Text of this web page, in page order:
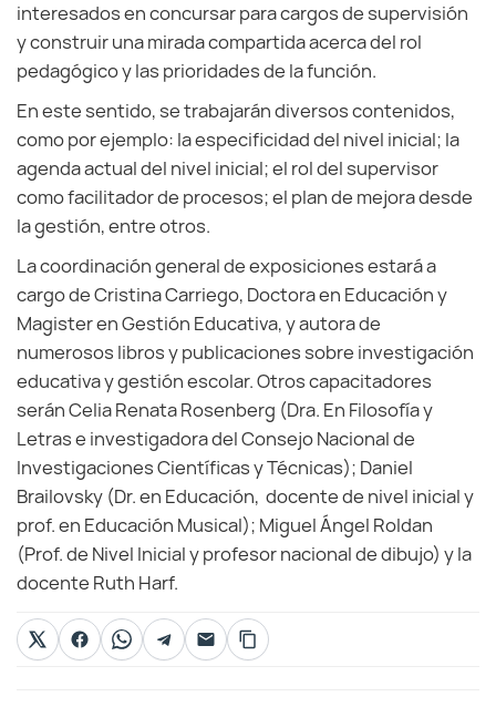
interesados en concursar para cargos de supervisión
y construir una mirada compartida acerca del rol
pedagógico y las prioridades de la función.
En este sentido, se trabajarán diversos contenidos,
como por ejemplo: la especificidad del nivel inicial; la
agenda actual del nivel inicial; el rol del supervisor
como facilitador de procesos; el plan de mejora desde
la gestión, entre otros.
La coordinación general de exposiciones estará a
cargo de Cristina Carriego, Doctora en Educación y
Magister en Gestión Educativa, y autora de
numerosos libros y publicaciones sobre investigación
educativa y gestión escolar. Otros capacitadores
serán Celia Renata Rosenberg (Dra. En Filosofía y
Letras e investigadora del Consejo Nacional de
Investigaciones Científicas y Técnicas); Daniel
Brailovsky (Dr. en Educación, docente de nivel inicial y
prof. en Educación Musical); Miguel Ángel Roldan
(Prof. de Nivel Inicial y profesor nacional de dibujo) y la
docente Ruth Harf.